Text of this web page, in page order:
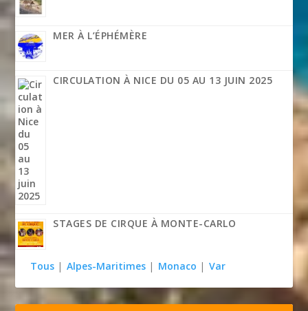
MER À L’ÉPHÉMÈRE
CIRCULATION À NICE DU 05 AU 13 JUIN 2025
STAGES DE CIRQUE À MONTE-CARLO
Tous | Alpes-Maritimes | Monaco | Var